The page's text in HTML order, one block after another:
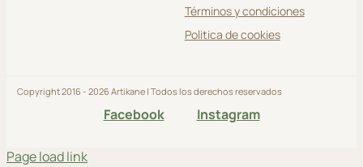
Términos y condiciones
Politica de cookies
Copyright 2016 - 2026 Artikane | Todos los derechos reservados
Facebook Instagram
Page load link